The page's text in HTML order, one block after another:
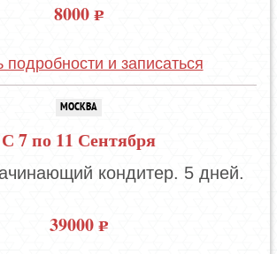
8000
подробности и записаться
МОСКВА
С 7 по 11 Сентября
кондитер. 5 дней.
39000